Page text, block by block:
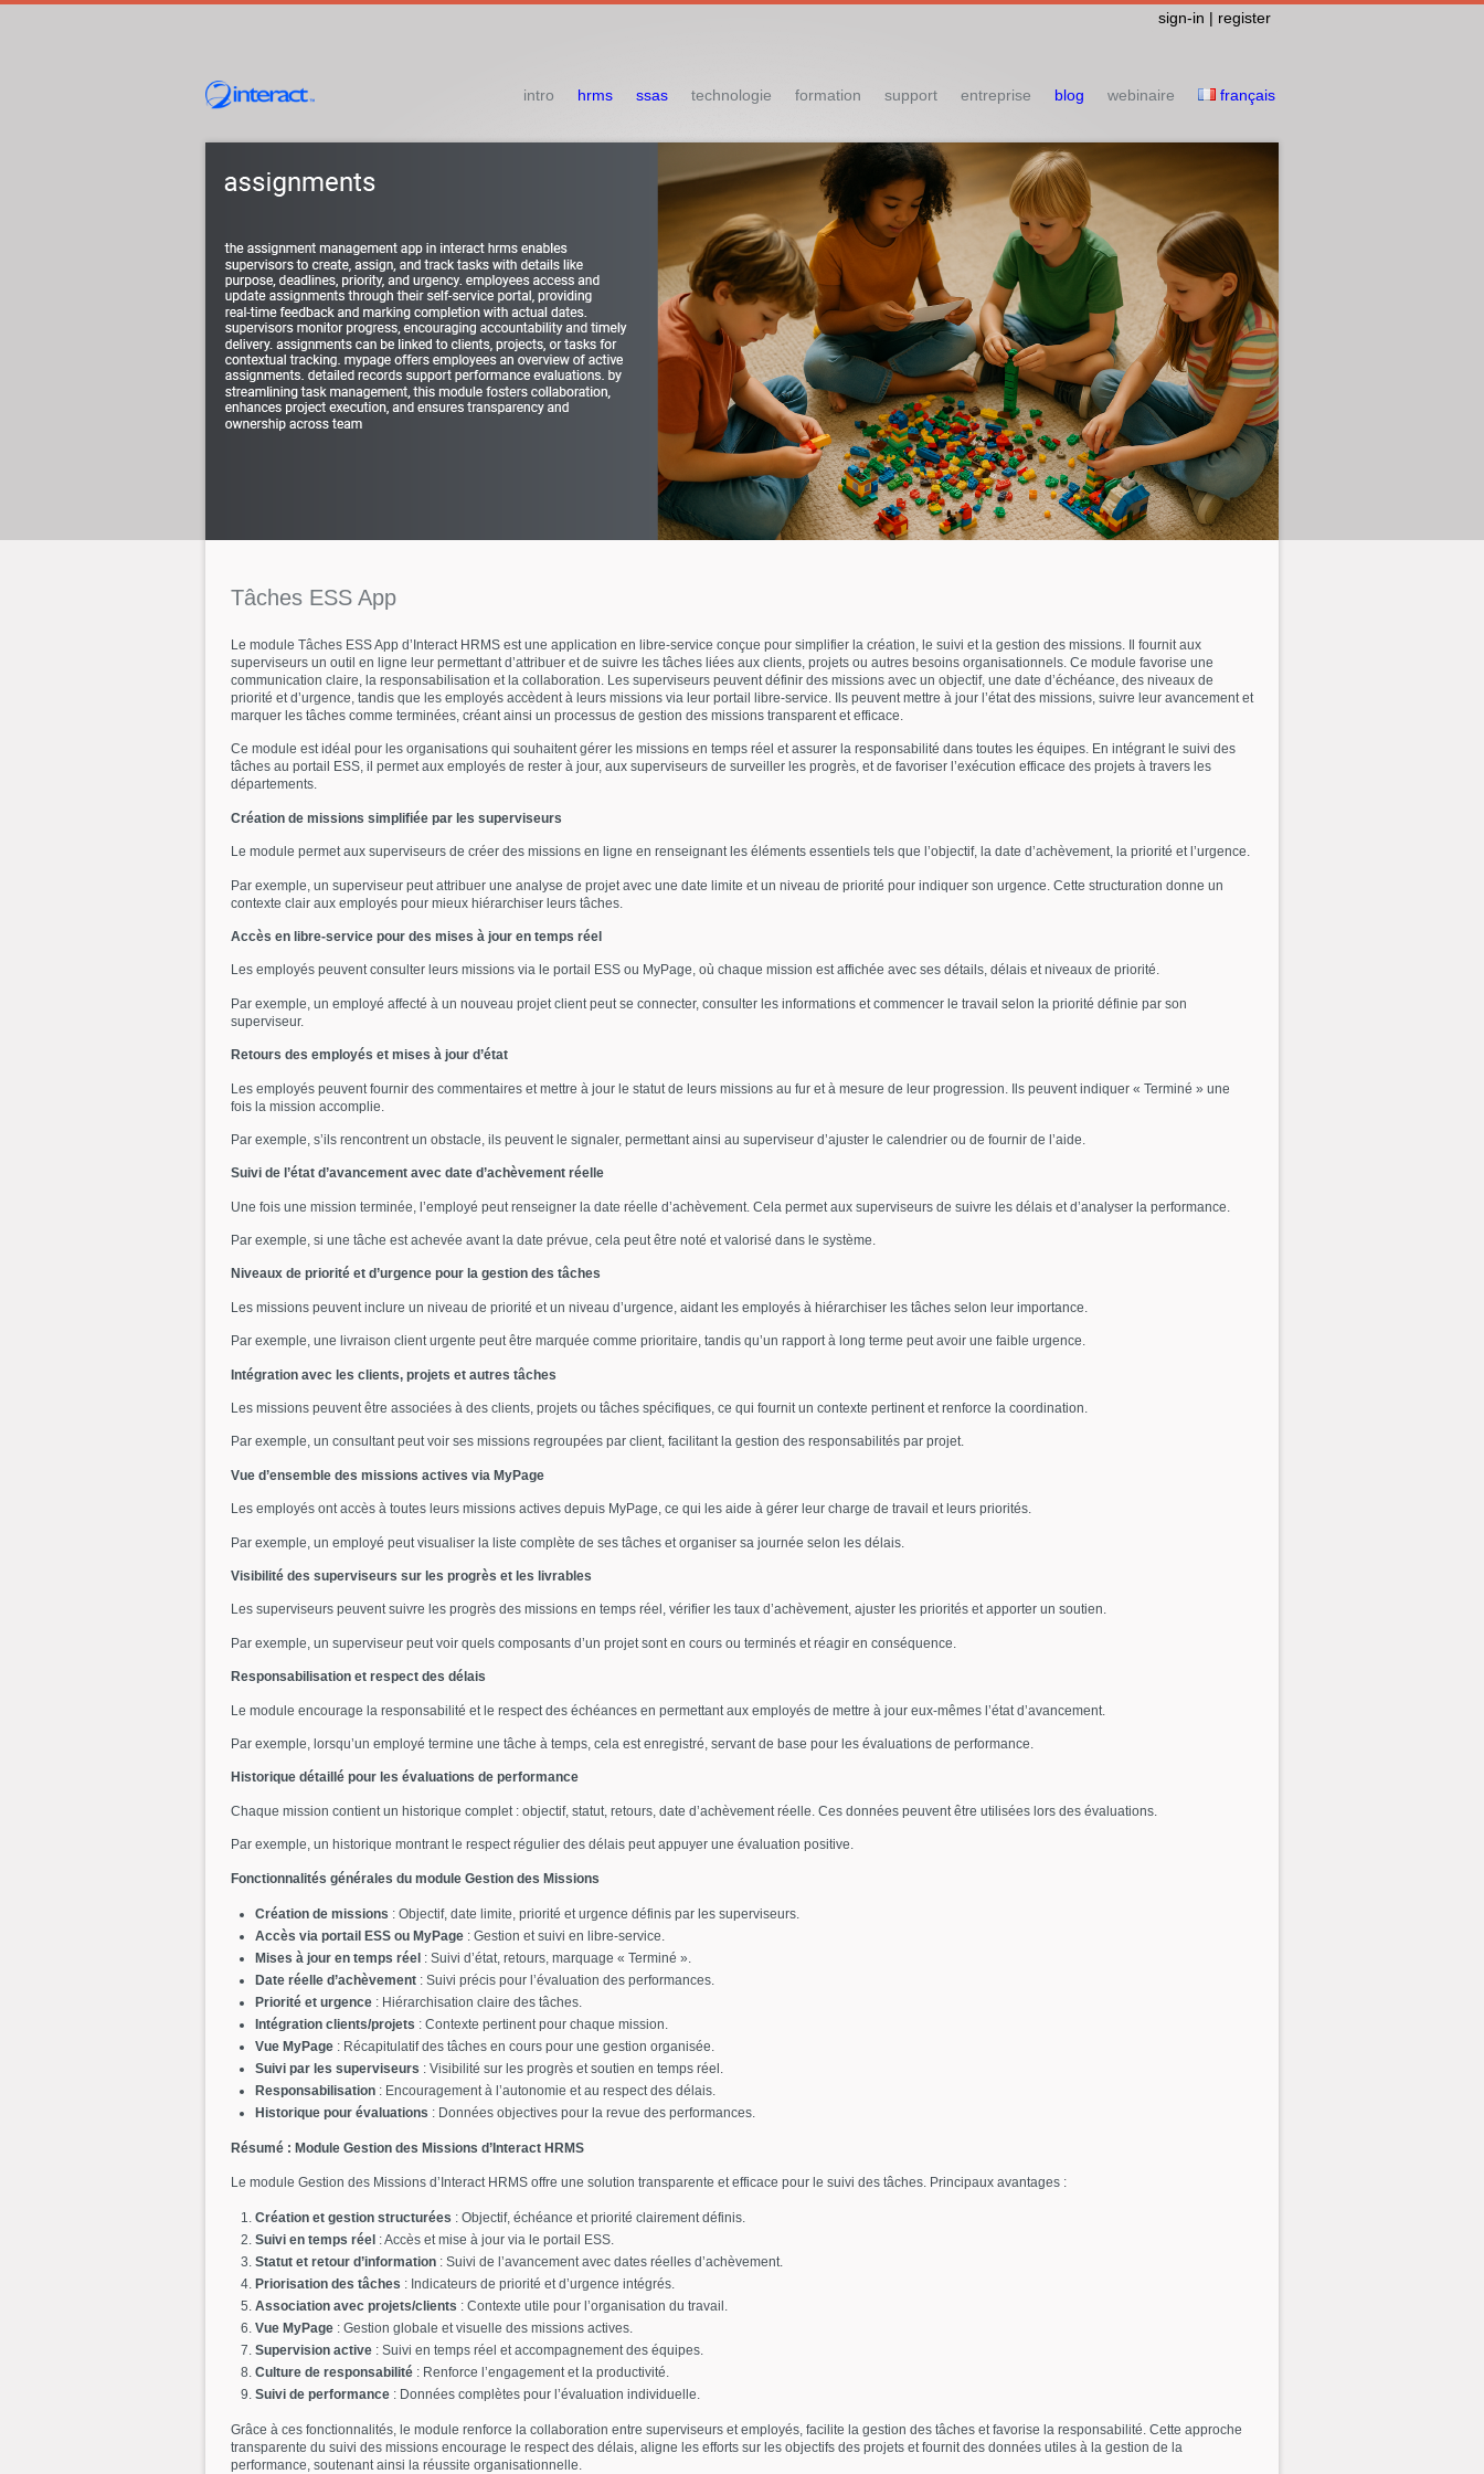
sign-in | register
intro hrms ssas technologie formation support entreprise blog webinaire français
Tâches ESS App
Le module Tâches ESS App d’Interact HRMS est une application en libre-service conçue pour simplifier la création, le suivi et la gestion des missions. Il fournit aux
superviseurs un outil en ligne leur permettant d’attribuer et de suivre les tâches liées aux clients, projets ou autres besoins organisationnels. Ce module favorise une
communication claire, la responsabilisation et la collaboration. Les superviseurs peuvent définir des missions avec un objectif, une date d’échéance, des niveaux de
priorité et d’urgence, tandis que les employés accèdent à leurs missions via leur portail libre-service. Ils peuvent mettre à jour l’état des missions, suivre leur avancement et
marquer les tâches comme terminées, créant ainsi un processus de gestion des missions transparent et efficace.
Ce module est idéal pour les organisations qui souhaitent gérer les missions en temps réel et assurer la responsabilité dans toutes les équipes. En intégrant le suivi des
tâches au portail ESS, il permet aux employés de rester à jour, aux superviseurs de surveiller les progrès, et de favoriser l’exécution efficace des projets à travers les
départements.
Création de missions simplifiée par les superviseurs
Le module permet aux superviseurs de créer des missions en ligne en renseignant les éléments essentiels tels que l’objectif, la date d’achèvement, la priorité et l’urgence.
Par exemple, un superviseur peut attribuer une analyse de projet avec une date limite et un niveau de priorité pour indiquer son urgence. Cette structuration donne un
contexte clair aux employés pour mieux hiérarchiser leurs tâches.
Accès en libre-service pour des mises à jour en temps réel
Les employés peuvent consulter leurs missions via le portail ESS ou MyPage, où chaque mission est affichée avec ses détails, délais et niveaux de priorité.
Par exemple, un employé affecté à un nouveau projet client peut se connecter, consulter les informations et commencer le travail selon la priorité définie par son
superviseur.
Retours des employés et mises à jour d’état
Les employés peuvent fournir des commentaires et mettre à jour le statut de leurs missions au fur et à mesure de leur progression. Ils peuvent indiquer « Terminé » une
fois la mission accomplie.
Par exemple, s’ils rencontrent un obstacle, ils peuvent le signaler, permettant ainsi au superviseur d’ajuster le calendrier ou de fournir de l’aide.
Suivi de l’état d’avancement avec date d’achèvement réelle
Une fois une mission terminée, l’employé peut renseigner la date réelle d’achèvement. Cela permet aux superviseurs de suivre les délais et d’analyser la performance.
Par exemple, si une tâche est achevée avant la date prévue, cela peut être noté et valorisé dans le système.
Niveaux de priorité et d’urgence pour la gestion des tâches
Les missions peuvent inclure un niveau de priorité et un niveau d’urgence, aidant les employés à hiérarchiser les tâches selon leur importance.
Par exemple, une livraison client urgente peut être marquée comme prioritaire, tandis qu’un rapport à long terme peut avoir une faible urgence.
Intégration avec les clients, projets et autres tâches
Les missions peuvent être associées à des clients, projets ou tâches spécifiques, ce qui fournit un contexte pertinent et renforce la coordination.
Par exemple, un consultant peut voir ses missions regroupées par client, facilitant la gestion des responsabilités par projet.
Vue d’ensemble des missions actives via MyPage
Les employés ont accès à toutes leurs missions actives depuis MyPage, ce qui les aide à gérer leur charge de travail et leurs priorités.
Par exemple, un employé peut visualiser la liste complète de ses tâches et organiser sa journée selon les délais.
Visibilité des superviseurs sur les progrès et les livrables
Les superviseurs peuvent suivre les progrès des missions en temps réel, vérifier les taux d’achèvement, ajuster les priorités et apporter un soutien.
Par exemple, un superviseur peut voir quels composants d’un projet sont en cours ou terminés et réagir en conséquence.
Responsabilisation et respect des délais
Le module encourage la responsabilité et le respect des échéances en permettant aux employés de mettre à jour eux-mêmes l’état d’avancement.
Par exemple, lorsqu’un employé termine une tâche à temps, cela est enregistré, servant de base pour les évaluations de performance.
Historique détaillé pour les évaluations de performance
Chaque mission contient un historique complet : objectif, statut, retours, date d’achèvement réelle. Ces données peuvent être utilisées lors des évaluations.
Par exemple, un historique montrant le respect régulier des délais peut appuyer une évaluation positive.
Fonctionnalités générales du module Gestion des Missions
Création de missions : Objectif, date limite, priorité et urgence définis par les superviseurs.
Accès via portail ESS ou MyPage: Gestion et suivi en libre-service.
Mises à jour en temps réel: Suivi d’état, retours, marquage « Terminé ».
Date réelle d’achèvement: Suivi précis pour l’évaluation des performances.
Priorité et urgence: Hiérarchisation claire des tâches.
Intégration clients/projets : Contexte pertinent pour chaque mission.
Vue MyPage: Récapitulatif des tâches en cours pour une gestion organisée.
Suivi par les superviseurs : Visibilité sur les progrès et soutien en temps réel.
Responsabilisation: Encouragement à l’autonomie et au respect des délais.
Historique pour évaluations : Données objectives pour la revue des performances.
Résumé : Module Gestion des Missions d’Interact HRMS
Le module Gestion des Missions d’Interact HRMS offre une solution transparente et efficace pour le suivi des tâches. Principaux avantages :
Création et gestion structurées : Objectif, échéance et priorité clairement définis.
Suivi en temps réel : Accès et mise à jour via le portail ESS.
Statut et retour d’information: Suivi de l’avancement avec dates réelles d’achèvement.
Priorisation des tâches : Indicateurs de priorité et d’urgence intégrés.
Association avec projets/clients : Contexte utile pour l’organisation du travail.
Vue MyPage: Gestion globale et visuelle des missions actives.
Supervision active: Suivi en temps réel et accompagnement des équipes.
Culture de responsabilité: Renforce l’engagement et la productivité.
Suivi de performance: Données complètes pour l’évaluation individuelle.
Grâce à ces fonctionnalités, le module renforce la collaboration entre superviseurs et employés, facilite la gestion des tâches et favorise la responsabilité. Cette approche
transparente du suivi des missions encourage le respect des délais, aligne les efforts sur les objectifs des projets et fournit des données utiles à la gestion de la
performance, soutenant ainsi la réussite organisationnelle.